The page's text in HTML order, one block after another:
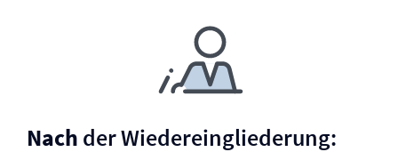
Nach der Wiedereingliederung: